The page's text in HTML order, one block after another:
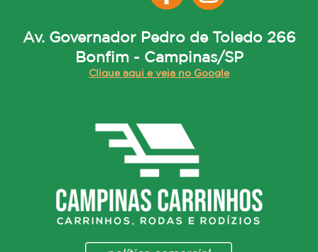
Av. Governador Pedro de Toledo 266
Bonfim - Campinas/SP
Clique aqui e veja no Google